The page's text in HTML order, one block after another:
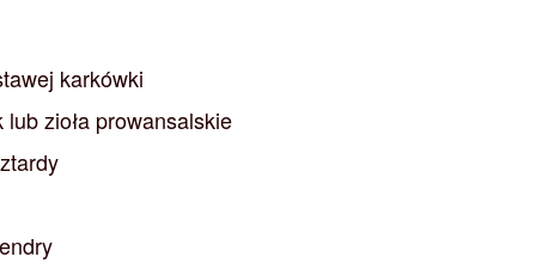
karkówki
zioła prowansalskie